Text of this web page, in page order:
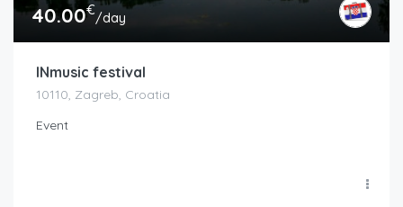
40.00€/day
INmusic festival
10110, Zagreb, Croatia
Event